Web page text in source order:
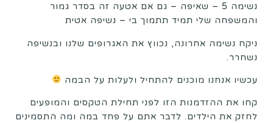
נשימה 5 – שאיפה – גם אם אטעה זה בסדר גמור
והמשפחה שלי תמיד תתמוך בי – נשיפה אטית
ניקח נשימה אחרונה, נכווץ את האגרופים שלנו ובנשיפה
נשחרר.
עכשיו אנחנו מוכנים להתחיל ולעלות על הבמה
קחו את ההזדמנות הזו לפני תחילת הטקסים והמופעים
לחזק את הילדים. לדבר אתם על פחד במה ומה התסמינים